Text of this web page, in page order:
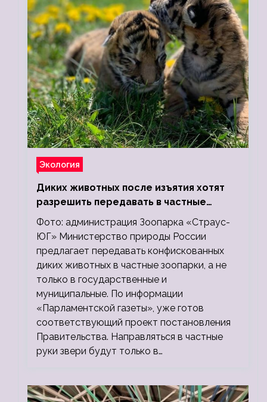
Экология
Диких животных после изъятия хотят
разрешить передавать в частные
зоопарки
Фото: администрация Зоопарка «Страус-
ЮГ» Министерство природы России
предлагает передавать конфискованных
диких животных в частные зоопарки, а не
только в государственные и
муниципальные. По информации
«Парламентской газеты», уже готов
соответствующий проект постановления
Правительства. Направляться в частные
руки звери будут только в…